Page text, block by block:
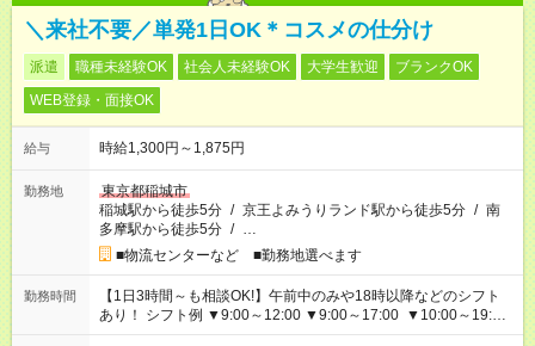
＼来社不要／単発1日OK＊コスメの仕分け
派遣 職種未経験OK 社会人未経験OK 大学生歓迎
ブランクOK
WEB登録・面接OK
給与 時給1,300円～1,875円
勤務地
東京都稲城市
稲城駅から徒歩5分 / 京王よみうりランド駅から徒歩5分 / 南
多摩駅から徒歩5分 / …
■物流センターなど ■勤務地選べます
勤務時間
【1日3時間～も相談OK!】午前中のみや18時以降などのシフト
あり！ シフト例 ▼9:00～12:00 ▼9:00～17:00 ▼10:00～19:00
▼18:00～21:00